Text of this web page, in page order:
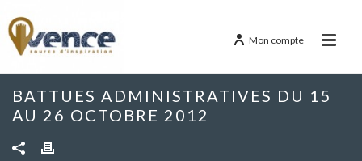
Mon compte
BATTUES ADMINISTRATIVES DU 15
AU 26 OCTOBRE 2012